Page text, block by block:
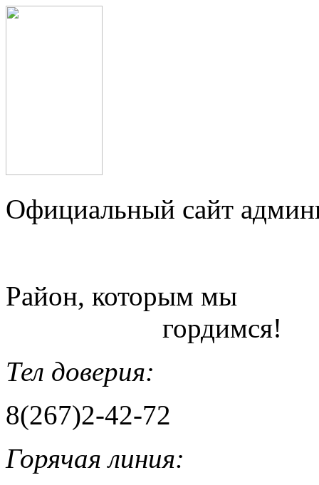
Официальный сайт
Район, которым мы
гордимся!
Тел доверия:
8(267)2-42-72
Горячая линия: